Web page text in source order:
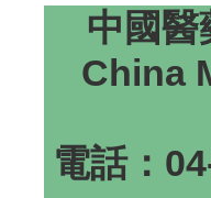
中國醫
China
電話：